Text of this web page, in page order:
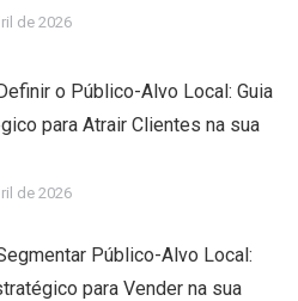
de 2026
o Público-Alvo Local: Guia
para Atrair Clientes na sua
de 2026
Público-Alvo Local:
para Vender na sua